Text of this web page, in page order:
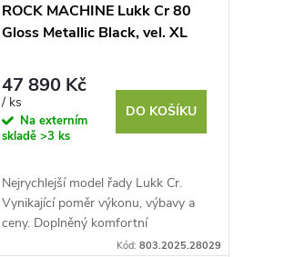
ROCK MACHINE Lukk Cr 80
Gloss Metallic Black, vel. XL
47 890 Kč
/ ks
Na externím
skladě >3 ks
DO KOŠÍKU
Nejrychlejší model řady Lukk Cr.
Vynikající poměr výkonu, výbavy a
ceny. Doplněný komfortní
ergonomií a minimálními servisními
Kód: 803.2025.28029